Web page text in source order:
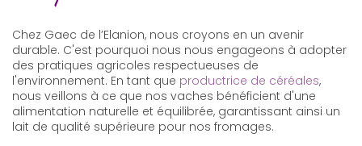
Chez Gaec de l’Elanion, nous croyons en un avenir
durable. C'est pourquoi nous nous engageons à adopter
des pratiques agricoles respectueuses de
l'environnement. En tant que productrice de céréales,
nous veillons à ce que nos vaches bénéficient d'une
alimentation naturelle et équilibrée, garantissant ainsi un
lait de qualité supérieure pour nos fromages.